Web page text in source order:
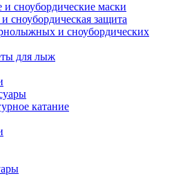
сноубордические маски
сноубордическая защита
и сноубордических
для лыж
катание